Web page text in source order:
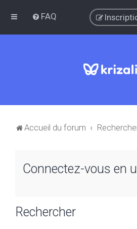
FAQ
Accueil du forum
Connectez-vous en
Rechercher